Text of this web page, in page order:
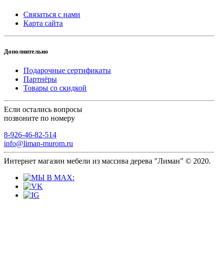
Связаться с нами
Карта сайта
Дополнительно
Подарочные сертификаты
Партнёры
Товары со скидкой
Если остались вопросы
позвоните по номеру
8-926-46-82-514
info@liman-murom.ru
Интернет магазин мебели из массива дерева "Лиман" © 2020.